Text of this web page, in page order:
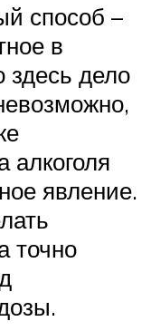
способ –
в
здесь дело
алкоголя
явление.
точно